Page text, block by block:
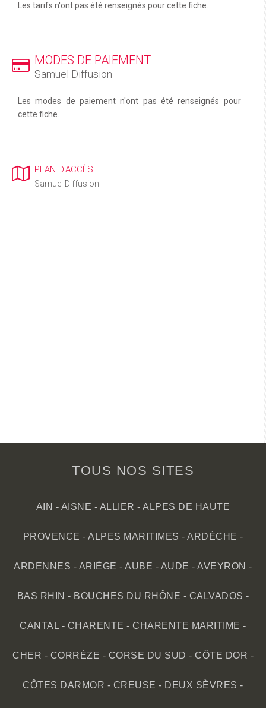
Les tarifs n'ont pas été renseignés pour cette fiche.
MODES DE PAIEMENT
Samuel Diffusion
Les modes de paiement n'ont pas été renseignés pour
cette fiche.
PLAN D'ACCÈS
Samuel Diffusion
TOUS NOS SITES
AIN - AISNE - ALLIER -ALPES DE HAUTE
PROVENCE - ALPES MARITIMES - ARDÈCHE -
ARDENNES - ARIÈGE -AUBE - AUDE -AVEYRON -
BAS RHIN - BOUCHES DU RHÔNE - CALVADOS -
CANTAL - CHARENTE -CHARENTE MARITIME -
CHER - CORRÈZE - CORSE DU SUD - CÔTE DOR -
CÔTES DARMOR - CREUSE - DEUX SÈVRES -